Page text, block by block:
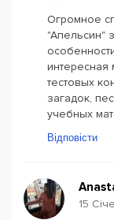
Огромное
"Апельсин"
интересная
тестовых
загадок,
учебных
Відповісти
15